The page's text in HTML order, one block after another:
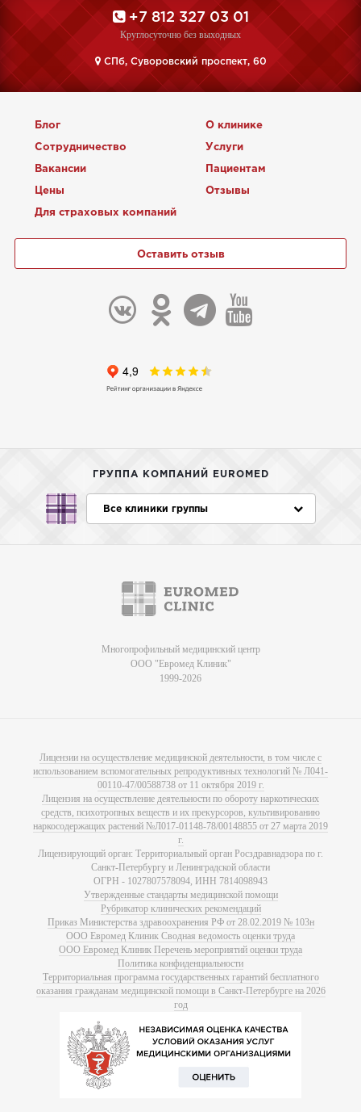
+7 812 327 03 01
Круглосуточно без выходных
CПб, Суворовский проспект, 60
Блог О клинике
Сотрудничество Услуги
Вакансии Пациентам
Цены Отзывы
Для страховых компаний
Оставить отзыв
ГРУППА КОМПАНИЙ EUROMED
Все клиники группы
Многопрофильный медицинский центр
ООО "Евромед Клиник"
1999-2026
Лицензии на осуществление медицинской деятельности, в том числе с
использованием вспомогательных репродуктивных технологий № Л041-
00110-47/00588738 от 11 октября 2019 г.
Лицензия на осуществление деятельности по обороту наркотических
средств, психотропных веществ и их прекурсоров, культивированию
наркосодержащих растений №Л017-01148-78/00148855 от 27 марта 2019
г.
Лицензирующий орган: Территориальный орган Росздравнадзора по г.
Санкт-Петербургу и Ленинградской области
ОГРН - 1027807578094, ИНН 7814098943
Утвержденные стандарты медицинской помощи
Рубрикатор клинических рекомендаций
Приказ Министерства здравоохранения РФ от 28.02.2019 № 103н
ООО Евромед Клиник Сводная ведомость оценки труда
ООО Евромед Клиник Перечень мероприятий оценки труда
Политика конфиденциальности
Территориальная программа государственных гарантий бесплатного
оказания гражданам медицинской помощи в Санкт-Петербурге на 2026
год